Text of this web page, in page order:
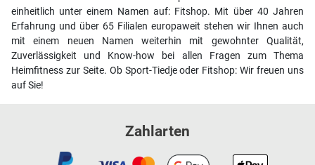
einheitlich unter einem Namen auf: Fitshop. Mit über 40 Jahren
Erfahrung und über 65 Filialen europaweit stehen wir Ihnen auch
mit einem neuen Namen weiterhin mit gewohnter Qualität,
Zuverlässigkeit und Know-how bei allen Fragen zum Thema
Heimfitness zur Seite. Ob Sport-Tiedje oder Fitshop: Wir freuen uns
auf Sie!
Zahlarten